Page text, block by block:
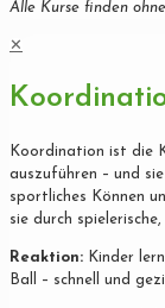
Alle Kurse finden
✕
Koordination ist die
auszuführen – und
sportliches Können
sie durch
Reaktion: Kinder
Ball – schnell und